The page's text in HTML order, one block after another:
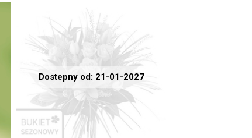
Dostepny od: 21-01-2027